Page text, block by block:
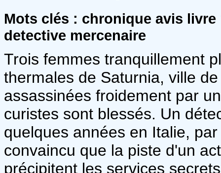
Mots clés : chronique avis
detective mercenaire
Trois femmes tranquillement
thermales de Saturnia, ville
assassinées froidement par
curistes sont blessés. Un
quelques années en Italie,
convaincu que la piste d'un
précipitent les services